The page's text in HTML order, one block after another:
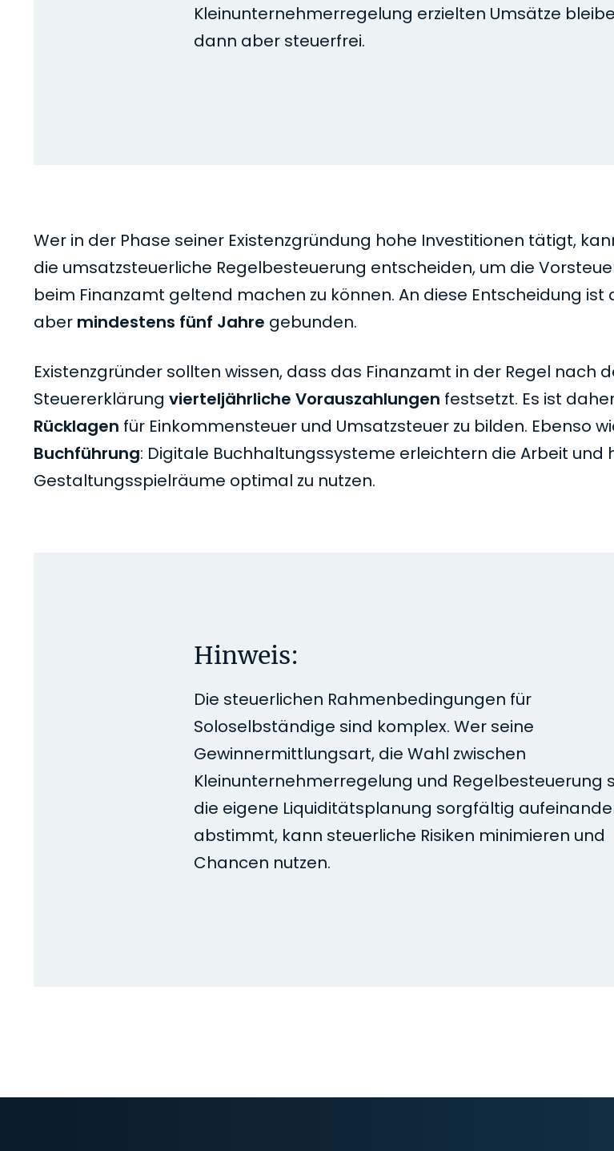
Kleinunternehmerregelung erzielten Umsätze
dann aber steuerfrei.
Wer in der Phase seiner Existenzgründung hohe Investitionen tätigt,
die umsatzsteuerliche Regelbesteuerung entscheiden, um die
beim Finanzamt geltend machen zu können. An diese Entscheidung
aber mindestens fünf Jahre gebunden.
Existenzgründer sollten wissen, dass das Finanzamt in der Regel nach
Steuererklärung vierteljährliche Vorauszahlungen festsetzt. Es ist
Rücklagen für Einkommensteuer und Umsatzsteuer zu bilden. Ebenso
Buchführung: Digitale Buchhaltungssysteme erleichtern die Arbeit und
Gestaltungsspielräume optimal zu nutzen.
Hinweis:
Die steuerlichen Rahmenbedingungen für
Soloselbständige sind komplex. Wer seine
Gewinnermittlungsart, die Wahl zwischen
Kleinunternehmerregelung und Regelbesteuerung
die eigene Liquiditätsplanung sorgfältig
abstimmt, kann steuerliche Risiken minimieren und
Chancen nutzen.